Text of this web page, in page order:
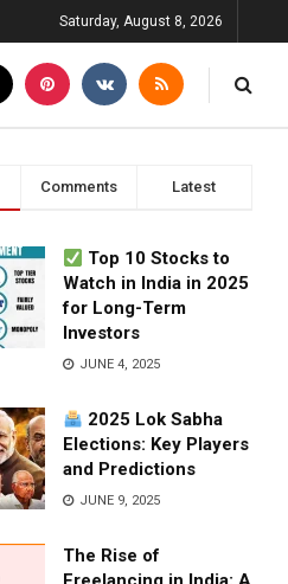
Saturday, August 8, 2026
Comments Latest
Top 10 Stocks to
Watch in India in 2025
for Long-Term
Investors
JUNE 4, 2025
2025 Lok Sabha
Elections: Key Players
and Predictions
JUNE 9, 2025
The Rise of